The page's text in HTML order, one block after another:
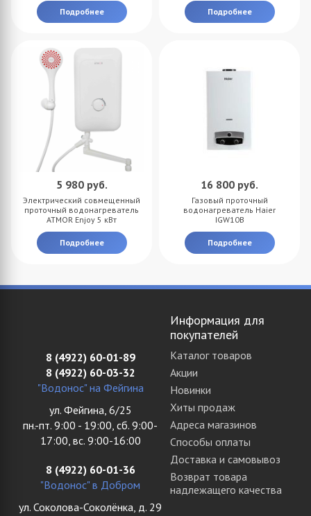
Подробнее Подробнее
5 980 руб.
Электрический cовмещенный
проточный водонагреватель
ATMOR Enjoy 5 кВт
Подробнее
16 800 руб.
Газовый проточный
водонагреватель Haier
IGW10B
Подробнее
8 (4922) 60-01-89
8 (4922) 60-03-32
"Водонос" на Фейгина
ул. Фейгина, 6/25
пн.-пт. 9:00 - 19:00, сб. 9:00-
17:00, вс. 9:00-16:00
8 (4922) 60-01-36
"Водонос" в Добром
ул. Соколова-Соколёнка, д. 29
Информация для
покупателей
Каталог товаров
Акции
Новинки
Хиты продаж
Адреса магазинов
Способы оплаты
Доставка и самовывоз
Возврат товара
надлежащего качества